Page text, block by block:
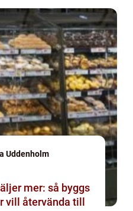
Uddenholm
mer: så byggs
vill återvända till